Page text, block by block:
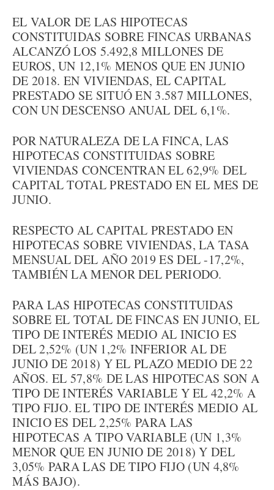
EL VALOR DE LAS HIPOTECAS
CONSTITUIDAS SOBRE FINCAS URBANAS
ALCANZÓ LOS 5.492,8 MILLONES DE
EUROS, UN 12,1% MENOS QUE EN JUNIO
DE 2018. EN VIVIENDAS, EL CAPITAL
PRESTADO SE SITUÓ EN 3.587 MILLONES,
CON UN DESCENSO ANUAL DEL 6,1%.
POR NATURALEZA DE LA FINCA, LAS
HIPOTECAS CONSTITUIDAS SOBRE
VIVIENDAS CONCENTRAN EL 62,9% DEL
CAPITAL TOTAL PRESTADO EN EL MES DE
JUNIO.
RESPECTO AL CAPITAL PRESTADO EN
HIPOTECAS SOBRE VIVIENDAS, LA TASA
MENSUAL DEL AÑO 2019 ES DEL -17,2%,
TAMBIÉN LA MENOR DEL PERIODO.
PARA LAS HIPOTECAS CONSTITUIDAS
SOBRE EL TOTAL DE FINCAS EN JUNIO, EL
TIPO DE INTERÉS MEDIO AL INICIO ES
DEL 2,52% (UN 1,2% INFERIOR AL DE
JUNIO DE 2018) Y EL PLAZO MEDIO DE 22
AÑOS. EL 57,8% DE LAS HIPOTECAS SON A
TIPO DE INTERÉS VARIABLE Y EL 42,2% A
TIPO FIJO. EL TIPO DE INTERÉS MEDIO AL
INICIO ES DEL 2,25% PARA LAS
HIPOTECAS A TIPO VARIABLE (UN 1,3%
MENOR QUE EN JUNIO DE 2018) Y DEL
3,05% PARA LAS DE TIPO FIJO (UN 4,8%
MÁS BAJO).